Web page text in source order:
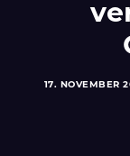
SPONSOREN
TICKETS
17. NOVEMBER